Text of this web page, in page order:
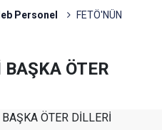
Personel
FETÖ'NÜN
ÖTER